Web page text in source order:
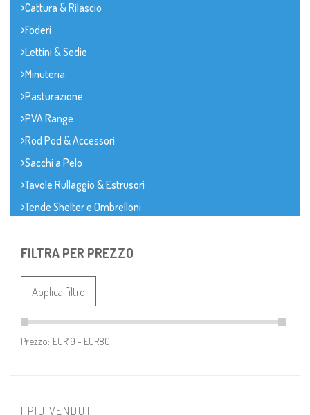
Cattura & Rilascio
Foderi
Lettini & Sedie
Minuteria
Pasturazione
PVA Range
Rod Pod & Accessori
Sacchi a Pelo
Tavole Rullaggio & Estrusori
Tende Shelter e Ombrelloni
FILTRA PER PREZZO
Applica filtro
Prezzo:
I PIU VENDUTI